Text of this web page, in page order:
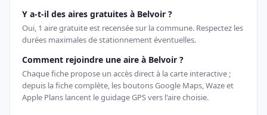
Y a-t-il des aires gratuites à Belvoir ?
Oui, 1 aire gratuite est recensée sur la commune. Respectez les
durées maximales de stationnement éventuelles.
Comment rejoindre une aire à Belvoir ?
Chaque fiche propose un accès direct à la carte interactive ;
depuis la fiche complète, les boutons Google Maps, Waze et
Apple Plans lancent le guidage GPS vers l'aire choisie.